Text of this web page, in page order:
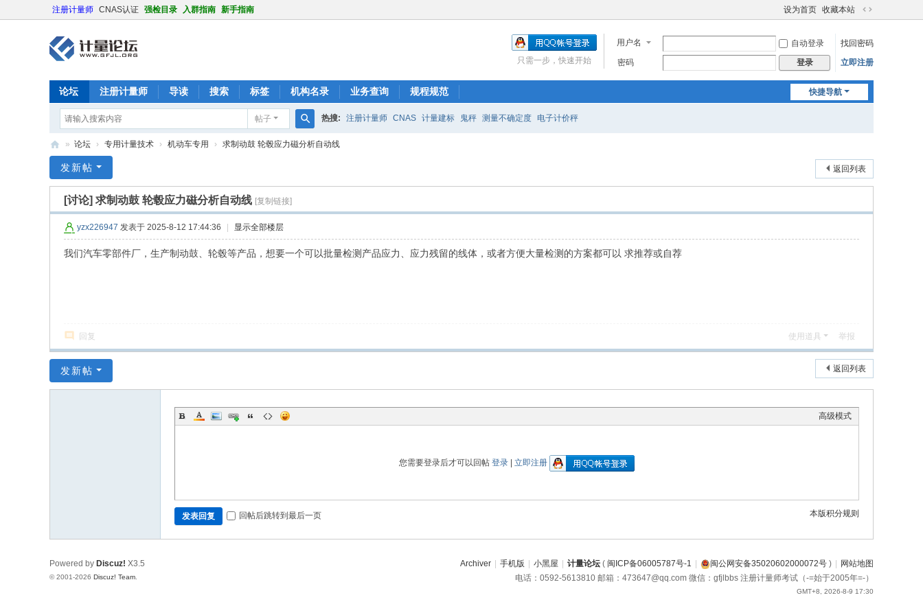
注册计量师 CNAS认证 强检目录 入群指南 新手指南 设为首页 收藏本站
切
到
宽
用户名 自动登录
找回密码
密码
登录 立即注册
只需一步，快速开始
快捷导航
论坛 注册计量师 导读 搜索 标签 机构名录 业务查询 规程规范
帖子
搜
热搜: 注册计量师 CNAS 计量建标 鬼秤 测量不确定度 电子计价秤
量
» 论坛 › 专用计量技术 › 机动车专用 › 求制动鼓 轮毂应力磁分析自动线
返回列表
发新帖
[讨论] 求制动鼓 轮毂应力磁分析自动线 [复制链接]
yzx226947 发表于 2025-8-12 17:44:36 显示全部楼层
我们汽车零部件厂，生产制动鼓、轮毂等产品，想要一个可以批量检测产品应力、应力残留的线体，或者方便大量检测的方案都可以 求推荐或自荐
回复 使用道具 举报
返回列表
发新帖
高级模式
您需要登录后才可以回帖 登录 立即注册
本版积分规则
发表回复 回帖后跳转到最后一页
Archiver 手机版 小黑屋 计量论坛 ( 闽ICP备06005787号-1 闽公网安备35020602000072号 )
网站地图
电话：0592-5613810 邮箱：473647@qq.com 微信：gfjlbbs 注册计量师考试（-=始于2005年=-）
GMT+8, 2026-8-9 17:30
Powered by Discuz! X3.5
© 2001-2026 Discuz! Team